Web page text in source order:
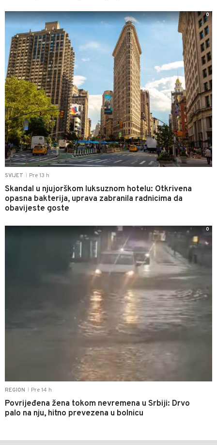
SVIJET Pre 13 h
Skandal u njujorškom luksuznom hotelu: Otkrivena
opasna bakterija, uprava zabranila radnicima da
obavijeste goste
0
REGION Pre 14 h
Povrijeđena žena tokom nevremena u Srbiji: Drvo
palo na nju, hitno prevezena u bolnicu
0